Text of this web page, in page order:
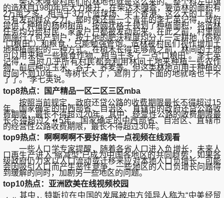
柴达木嘎查村民们的林地也就是这么来的。整个科左中旗
的造林自1980年后大力推开，在柴达木嘎查，要造林的面积有
2万亩之多，相当于3万个篮球场、半个香港。这么大的工程，
只有发动群众之力。那时候还是一个青年的李七英记得，政府
提供了种植的杨树树苗，按网状格子规划了种植面积，将造林
任务均分给村民，家家户户都被发动起来。在此之前，村里刚
刚施行了包产到户，按土地的肥沃程度均分了一定耕地（俗称
“口粮田”）和粮食，只能勉强管饱。造林被村民们视作增加土
地种植面积的一种方式。在树木长得足够高之前，林间的土地
可以用来种一些粮食作物，相当于多了一点“口粮田”。李七英
记得，当时几乎所有村民都会利用林间土地来种植一些农作
物，前后种过玉米、谷子、荞麦等。但这类林地可用于种植的
时间不到10年。“等树长大了，遮阴了，下面的地就啥也干不
了了。”李七英说。
top8热点：国产精品一区二区三区mba
按照当前规定，政府还贷公路的收费期限最长不得超过15
年。国家确定的中西部省、自治区、直辖市的政府还贷公路收
费期限，最长不得超过20年。其中，经营性公路的收费期限最
长不得超过2 ⏪5年。国家确定的中西部省、自治区、直辖市
的经营性公路收费期限，最长不得超过30年。
top9热点：啊啊啊啊不要好痛快一点视频在线观看
一些人口学专家提醒，随着各省人口进入负增长，未来人
口再生产进入“缩减型”已成为中国各地区的共同趋势，如果各
级政府仍力求以人口流动或迁移来应对本地人口负增长，可能
会因吸引人口而产生恶性竞争，一些地区的人口负增长问题得
到缓解的同时，加剧另一些地区的问题。
top10热点：亚洲欧美在线视频校园
其中，特斯拉在中国的发展被中方领导人称为“中美经贸